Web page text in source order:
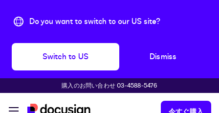
Do you want to switch to our US site?
Switch to US Dismiss
購入のお問い合わせ 03-4588-5476